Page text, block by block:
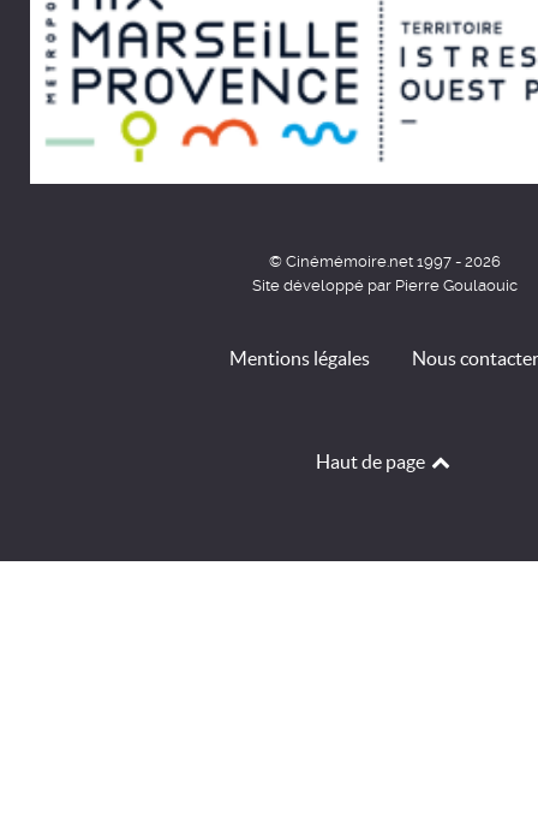
© Cinémémoire.net 1997 - 2026
Site développé par Pierre Goulaouic
Mentions légales Nous contacter
Haut de page